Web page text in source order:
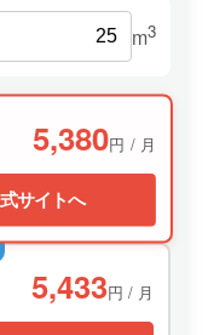
m3
5,380円 / 月
サイトへ
5,433円 / 月